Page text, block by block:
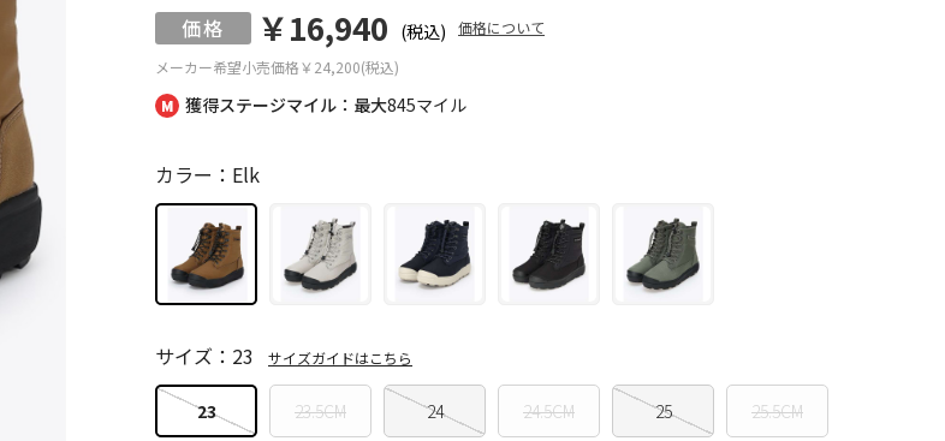
獲得ステージマイル：最大845マイル
メーカー希望小売価格￥24,200(税込)
￥16,940 (税込) 価格について
カラー：Elk
23 23.5CM 24 24.5CM 25 25.5CM
サイズ：23 サイズガイドはこちら